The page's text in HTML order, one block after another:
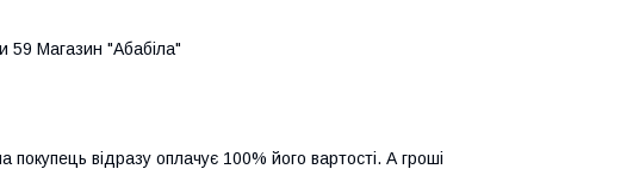
59 Магазин "Абабіла"
відразу оплачує 100% його вартості. А гроші